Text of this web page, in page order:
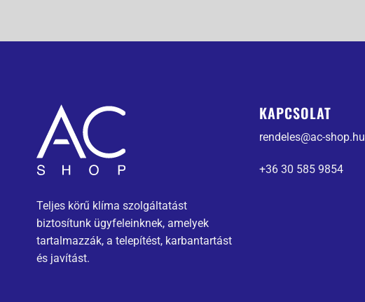
Teljes körű klíma szolgáltatást
biztosítunk ügyfeleinknek, amelyek
tartalmazzák, a telepítést, karbantartást
és javítást.
KAPCSOLAT
rendeles@ac-shop.hu
+36 30 585 9854